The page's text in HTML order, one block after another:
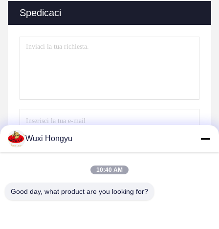
Spedicaci
Wuxi Hongyu
10:40 AM
Good day, what product are you looking for?